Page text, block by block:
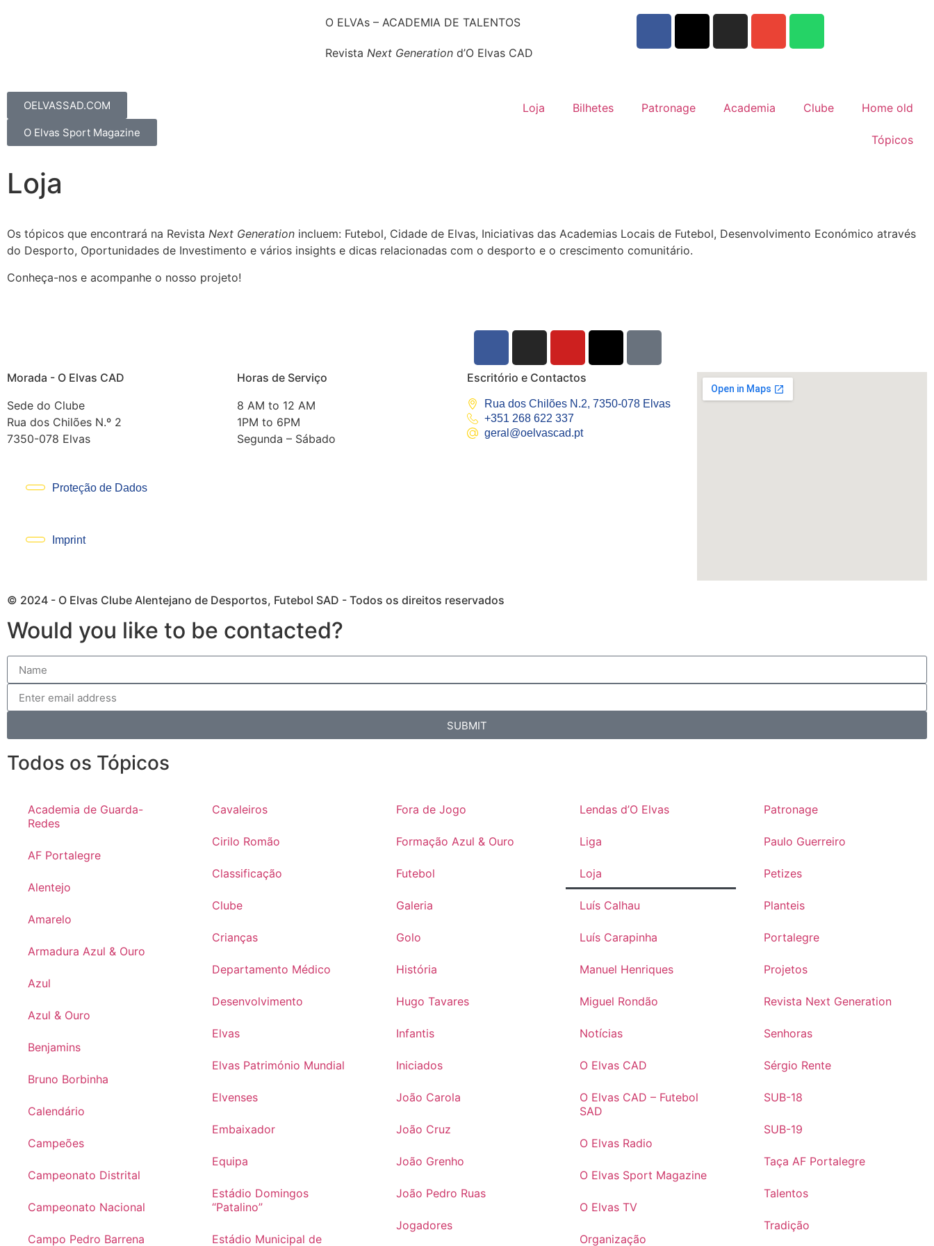
O ELVAs – ACADEMIA DE TALENTOS
Revista Next Generationd’O Elvas CAD
OELVASSAD.COM
O Elvas Sport Magazine
Loja Bilhetes Patronage Academia Clube Home old
Tópicos
Loja
Os tópicos que encontrará na Revista Next Generation incluem: Futebol, Cidade de Elvas, Iniciativas das Academias Locais de Futebol, Desenvolvimento Económico através
do Desporto, Oportunidades de Investimento e vários insights e dicas relacionadas com o desporto e o crescimento comunitário.
Conheça-nos e acompanhe o nosso projeto!
Morada - O Elvas CAD
Sede do Clube
Rua dos Chilões N.º 2
7350-078 Elvas
Proteção de Dados
Imprint
Horas de Serviço
8 AM to 12 AM
1PM to 6PM
Segunda – Sábado
Escritório e Contactos
Rua dos Chilões N.2, 7350-078 Elvas
+351 268 622 337
geral@oelvascad.pt
© 2024 - O Elvas Clube Alentejano de Desportos, Futebol SAD - Todos os direitos reservados
Would you like to be contacted?
SUBMIT
Todos os Tópicos
Academia de Guarda-
Redes
AF Portalegre
Alentejo
Amarelo
Armadura Azul & Ouro
Azul
Azul & Ouro
Benjamins
Bruno Borbinha
Calendário
Campeões
Campeonato Distrital
Campeonato Nacional
Campo Pedro Barrena
Cavaleiros
Cirilo Romão
Classificação
Clube
Crianças
Departamento Médico
Desenvolvimento
Elvas
Elvas Património Mundial
Elvenses
Embaixador
Equipa
Estádio Domingos
“Patalino”
Estádio Municipal de
Fora de Jogo
Formação Azul & Ouro
Futebol
Galeria
Golo
História
Hugo Tavares
Infantis
Iniciados
João Carola
João Cruz
João Grenho
João Pedro Ruas
Jogadores
Lendas d’O Elvas
Liga
Loja
Luís Calhau
Luís Carapinha
Manuel Henriques
Miguel Rondão
Notícias
O Elvas CAD
O Elvas CAD – Futebol
SAD
O Elvas Radio
O Elvas Sport Magazine
O Elvas TV
Organização
Patronage
Paulo Guerreiro
Petizes
Planteis
Portalegre
Projetos
Revista Next Generation
Senhoras
Sérgio Rente
SUB-18
SUB-19
Taça AF Portalegre
Talentos
Tradição